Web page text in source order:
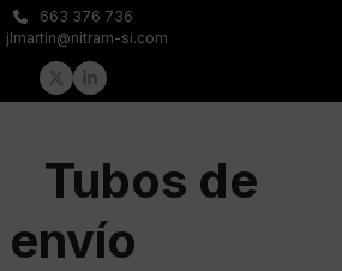
663 376 736
jlmartin@nitram-si.com
TwitterLinkedIn
Tubos de
envío